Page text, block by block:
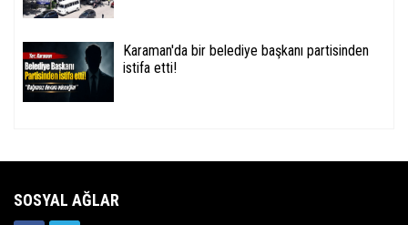
Karaman'da bir belediye başkanı partisinden
istifa etti!
SOSYAL AĞLAR